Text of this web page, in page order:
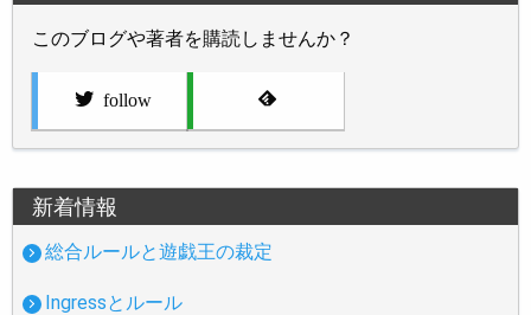
このブログや著者を購読しませんか？
follow
新着情報
総合ルールと遊戯王の裁定
Ingressとルール